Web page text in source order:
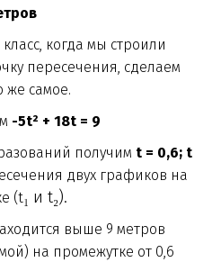
когда мы строили
пересечения, сделаем
же самое.
-5t² + 18t = 9
получим t = 0,6; t
двух графиков на
(t₁ и t₂).
выше 9 метров
на промежутке от 0,6